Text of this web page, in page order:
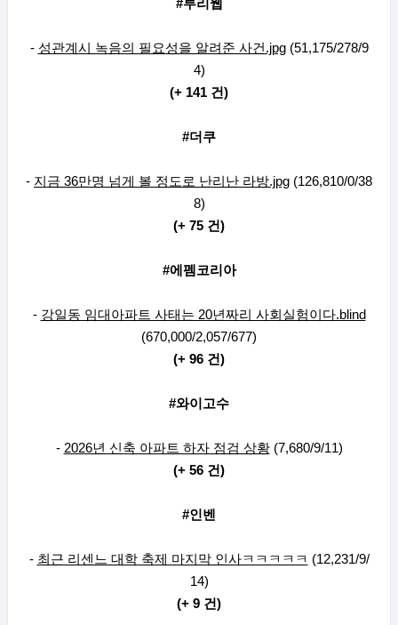
#루리웹
- 성관계시 녹음의 필요성을 알려준 사건.jpg(51,175/278/9
4)
(+ 141 건)
#더쿠
- 지금 36만명 넘게 볼 정도로 난리난 라방.jpg (126,810/0/38
8)
(+ 75 건)
#에펨코리아
- 강일동 임대아파트 사태는 20년짜리 사회실험이다.blind
(670,000/2,057/677)
(+ 96 건)
#와이고수
- 2026년 신축 아파트 하자 점검 상황(7,680/9/11)
(+ 56 건)
#인벤
- 최근 리센느 대학 축제 마지막 인사ㅋㅋㅋㅋㅋ (12,231/9/
14)
(+ 9 건)